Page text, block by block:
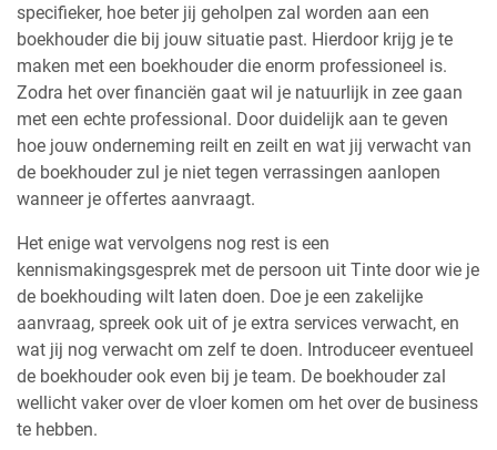
specifieker, hoe beter jij geholpen zal worden aan een
boekhouder die bij jouw situatie past. Hierdoor krijg je te
maken met een boekhouder die enorm professioneel is.
Zodra het over financiën gaat wil je natuurlijk in zee gaan
met een echte professional. Door duidelijk aan te geven
hoe jouw onderneming reilt en zeilt en wat jij verwacht van
de boekhouder zul je niet tegen verrassingen aanlopen
wanneer je offertes aanvraagt.
Het enige wat vervolgens nog rest is een
kennismakingsgesprek met de persoon uit Tinte door wie je
de boekhouding wilt laten doen. Doe je een zakelijke
aanvraag, spreek ook uit of je extra services verwacht, en
wat jij nog verwacht om zelf te doen. Introduceer eventueel
de boekhouder ook even bij je team. De boekhouder zal
wellicht vaker over de vloer komen om het over de business
te hebben.